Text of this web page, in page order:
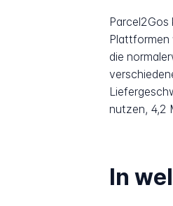
Plattformen
die
nutzen, 4,2
In